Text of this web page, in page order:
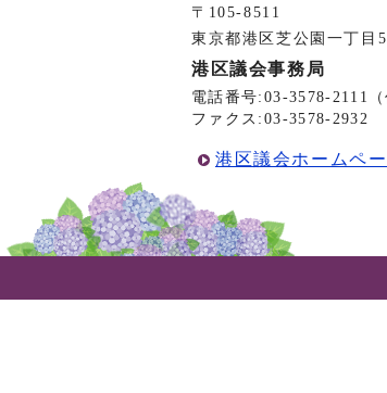
〒105-8511
東京都港区芝公園一丁目
港区議会事務局
電話番号:03-3578-2111（
ファクス:03-3578-2932
港区議会ホームペ